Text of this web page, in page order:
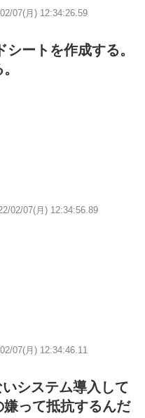
07(月) 12:34:26.59
ートを作成する。
02/07(月) 12:34:56.89
07(月) 12:34:46.11
システム導入して
って抵抗するんだ